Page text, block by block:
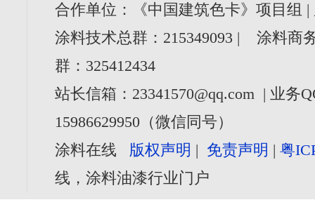
合作单位：《中国建筑色卡》项目组
涂料技术总群：215349093 | 涂料商
群：325412434
站长信箱：23341570@qq.com | 业务
15986629950（微信同号）
涂料在线 版权声明 | 免责声明 |粤
线，涂料油漆行业门户